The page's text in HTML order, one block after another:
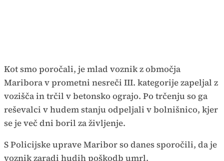
Kot smo poročali, je mlad voznik z območja
Maribora v prometni nesreči III. kategorije zapeljal z
vozišča in trčil v betonsko ograjo. Po trčenju so ga
reševalci v hudem stanju odpeljali v bolnišnico, kjer
se je več dni boril za življenje.
S Policijske uprave Maribor so danes sporočili, da je
voznik zaradi hudih poškodb umrl.